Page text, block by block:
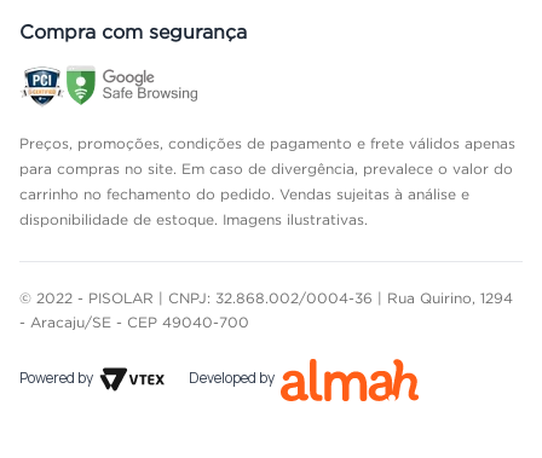
Compra com segurança
Preços, promoções, condições de pagamento e frete válidos apenas
para compras no site. Em caso de divergência, prevalece o valor do
carrinho no fechamento do pedido. Vendas sujeitas à análise e
disponibilidade de estoque. Imagens ilustrativas.
© 2022 - PISOLAR | CNPJ: 32.868.002/0004-36 | Rua Quirino, 1294
- Aracaju/SE - CEP 49040-700
Powered by Developed by